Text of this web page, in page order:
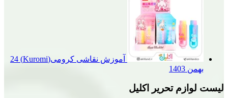
آموزش نقاشی کرومی(Kuromi)
24
تحریر اکلیل